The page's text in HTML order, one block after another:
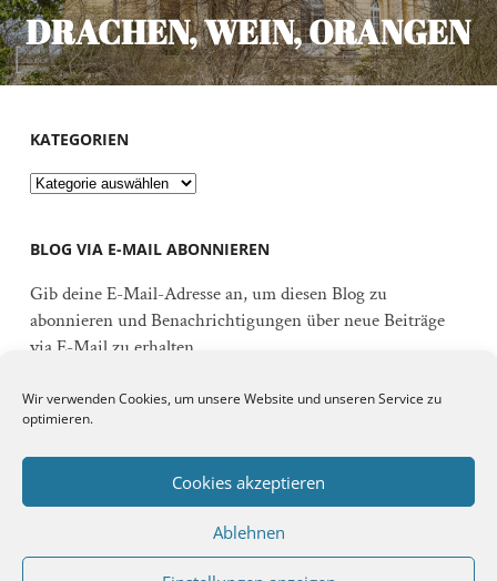
Wir verwenden Cookies, um unsere Website und unseren Service zu
optimieren.
Cookies akzeptieren
Ablehnen
DRACHEN, WEIN, ORANGEN
KATEGORIEN
Kategorien
BLOG VIA E-MAIL ABONNIEREN
Gib deine E-Mail-Adresse an, um diesen Blog zu
abonnieren und Benachrichtigungen über neue Beiträge
via E-Mail zu erhalten.
Mail-
Adresse
Schließe dich 92 anderen Abonnenten an